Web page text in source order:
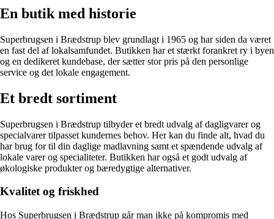
En butik med historie
Superbrugsen i Brædstrup blev grundlagt i 1965 og har siden da været
en fast del af lokalsamfundet. Butikken har et stærkt forankret ry i byen
og en dedikeret kundebase, der sætter stor pris på den personlige
service og det lokale engagement.
Et bredt sortiment
Superbrugsen i Brædstrup tilbyder et bredt udvalg af dagligvarer og
specialvarer tilpasset kundernes behov. Her kan du finde alt, hvad du
har brug for til din daglige madlavning samt et spændende udvalg af
lokale varer og specialiteter. Butikken har også et godt udvalg af
økologiske produkter og bæredygtige alternativer.
Kvalitet og friskhed
Hos Superbrugsen i Brædstrup går man ikke på kompromis med